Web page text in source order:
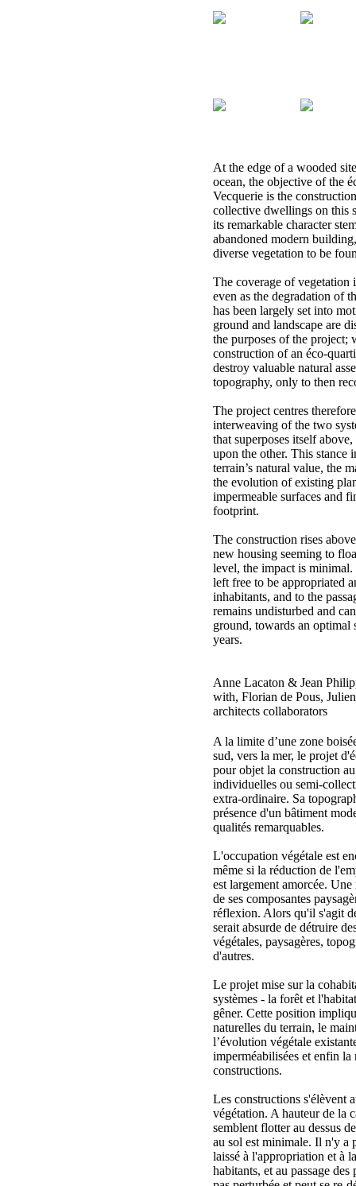
At the edge of a wooded
ocean, the objective of the
Vecquerie is the
collective dwellings on this
its remarkable character
abandoned modern
diverse vegetation to be
The coverage of vegetation
even as the degradation of
has been largely set into
ground and landscape are
the purposes of the project;
construction of an éco-
destroy valuable natural
topography, only to then
The project centres
interweaving of the two
that superposes itself
upon the other. This stance
terrain’s natural value, the
the evolution of existing
impermeable surfaces and
footprint.
The construction rises
new housing seeming to
level, the impact is
left free to be appropriated
inhabitants, and to the
remains undisturbed and
ground, towards an optimal
years.
Anne Lacaton & Jean
with, Florian de Pous,
architects collaborators
A la limite d’une zone
sud, vers la mer, le projet
pour objet la construction
individuelles ou semi-
extra-ordinaire. Sa
présence d'un bâtiment
qualités remarquables.
L'occupation végétale est
même si la réduction de
est largement amorcée.
de ses composantes
réflexion. Alors qu'il s'agit
serait absurde de détruire
végétales, paysagères,
d'autres.
Le projet mise sur la
systèmes - la forêt et
gêner. Cette position
naturelles du terrain, le
l’évolution végétale
imperméabilisées et enfin
constructions.
Les constructions s'élèvent
végétation. A hauteur de la
semblent flotter au dessus
au sol est minimale. Il n'y a
laissé à l'appropriation et à
habitants, et au passage